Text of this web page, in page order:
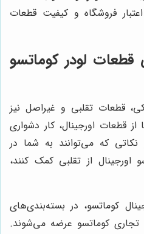
فروشگاه و کیفیت قطعات
لودر کوماتسو
قطعات تقلبی و غیراصل نیز
قطعات اورجینال، کار دشواری
که می‌توانند به شما در
از تقلبی کمک کنند،
کوماتسو، در بسته‌بندی‌های
کوماتسو عرضه می‌شوند.